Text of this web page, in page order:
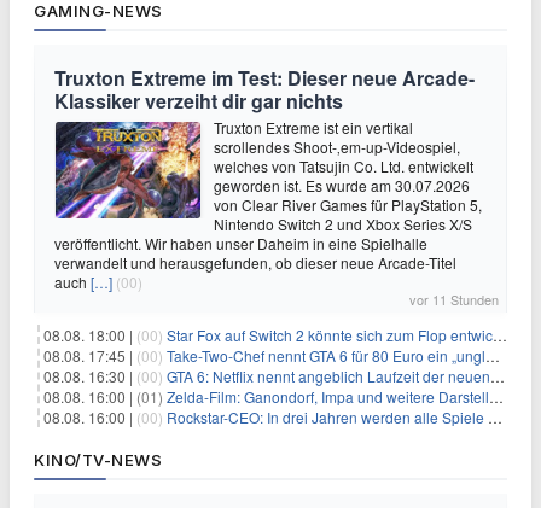
GAMING-NEWS
Truxton Extreme im Test: Dieser neue Arcade-
Klassiker verzeiht dir gar nichts
Truxton Extreme ist ein vertikal
scrollendes Shoot-‚em-up-Videospiel,
welches von Tatsujin Co. Ltd. entwickelt
geworden ist. Es wurde am 30.07.2026
von Clear River Games für PlayStation 5,
Nintendo Switch 2 und Xbox Series X/S
veröffentlicht. Wir haben unser Daheim in eine Spielhalle
verwandelt und herausgefunden, ob dieser neue Arcade-Titel
auch […] (00)
vor 11 Stunden
08.08. 18:00 | (00) Star Fox auf Switch 2 könnte sich zum Flop entwickeln
08.08. 17:45 | (00) Take-Two-Chef nennt GTA 6 für 80 Euro ein „unglaubliches Schnäppchen“
08.08. 16:30 | (00) GTA 6: Netflix nennt angeblich Laufzeit der neuen Gameplay-Präsentation
08.08. 16:00 | (01) Zelda-Film: Ganondorf, Impa und weitere Darsteller sollen feststehen
08.08. 16:00 | (00) Rockstar-CEO: In drei Jahren werden alle Spiele gestreamt
KINO/TV-NEWS